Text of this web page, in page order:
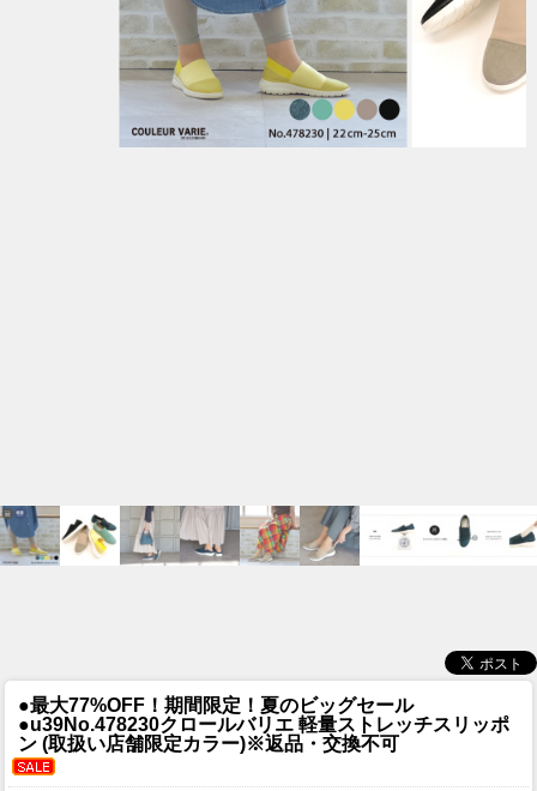
●最大77%OFF！期間限定！夏のビッグセール
●u39No.478230クロールバリエ 軽量ストレッチスリッポ
ン (取扱い店舗限定カラー)※返品・交換不可